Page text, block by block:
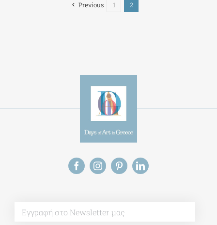
Previous 1 2